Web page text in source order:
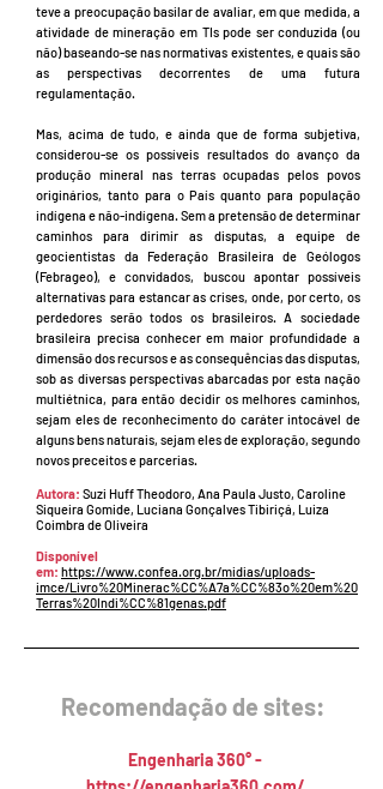
teve a preocupação basilar de avaliar, em que medida, a
atividade de mineração em TIs pode ser conduzida (ou
não) baseando-se nas normativas existentes, e quais são
as perspectivas decorrentes de uma futura
regulamentação.
Mas, acima de tudo, e ainda que de forma subjetiva,
considerou-se os possíveis resultados do avanço da
produção mineral nas terras ocupadas pelos povos
originários, tanto para o País quanto para população
indígena e não-indígena. Sem a pretensão de determinar
caminhos para dirimir as disputas, a equipe de
geocientistas da Federação Brasileira de Geólogos
(Febrageo), e convidados, buscou apontar possíveis
alternativas para estancar as crises, onde, por certo, os
perdedores serão todos os brasileiros. A sociedade
brasileira precisa conhecer em maior profundidade a
dimensão dos recursos e as consequências das disputas,
sob as diversas perspectivas abarcadas por esta nação
multiétnica, para então decidir os melhores caminhos,
sejam eles de reconhecimento do caráter intocável de
alguns bens naturais, sejam eles de exploração, segundo
novos preceitos e parcerias.
Autora: Suzi Huff Theodoro, Ana Paula Justo, Caroline
Siqueira Gomide, Luciana Gonçalves Tibiriçá, Luiza
Coimbra de Oliveira
Disponível
em: https://www.confea.org.br/midias/uploads-
imce/Livro%20Minerac%CC%A7a%CC%83o%20em%20
Terras%20Indi%CC%81genas.pdf
Recomendação de sites:
Engenharia 360° -